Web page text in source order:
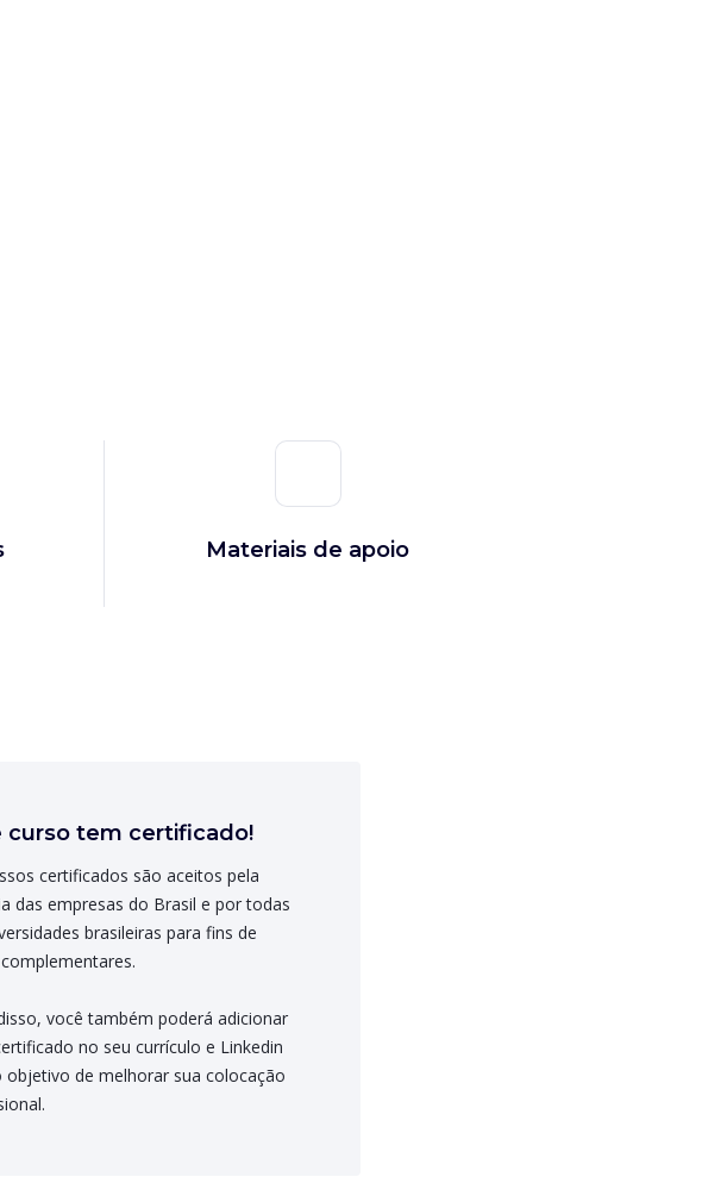
Materiais de apoio
curso tem certificado!
certificados são aceitos pela
das empresas do Brasil e por todas
brasileiras para fins de
você também poderá adicionar
no seu currículo e Linkedin
objetivo de melhorar sua colocação